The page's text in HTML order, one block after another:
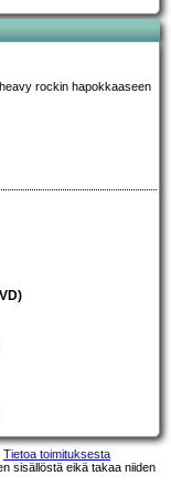
rockin hapokkaaseen
Tietoa toimituksesta
sisällöstä eikä takaa niiden